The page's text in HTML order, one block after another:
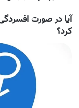
آیا در صورت
کرد؟